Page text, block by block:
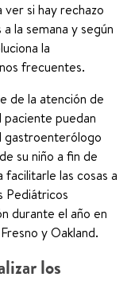
ver si hay rechazo
la semana y según
la
frecuentes.
de la atención de
puedan
gastroenterólogo
su niño a fin de
las cosas a
Pediátricos
durante el año en
y Oakland.
los